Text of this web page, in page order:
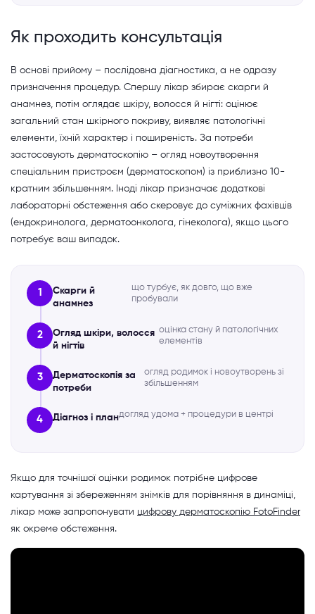
Як проходить консультація
В основі прийому – послідовна діагностика, а не одразу
призначення процедур. Спершу лікар збирає скарги й
анамнез, потім оглядає шкіру, волосся й нігті: оцінює
загальний стан шкірного покриву, виявляє патологічні
елементи, їхній характер і поширеність. За потреби
застосовують дерматоскопію – огляд новоутворення
спеціальним пристроєм (дерматоскопом) із приблизно 10-
кратним збільшенням. Іноді лікар призначає додаткові
лабораторні обстеження або скеровує до суміжних фахівців
(ендокринолога, дерматоонколога, гінеколога), якщо цього
потребує ваш випадок.
1
Скарги й
анамнез
що турбує, як довго, що вже
пробували
2
Огляд шкіри, волосся
й нігтів
оцінка стану й патологічних
елементів
3
Дерматоскопія за
потреби
огляд родимок і новоутворень зі
збільшенням
4 Діагноз і пландогляд удома + процедури в центрі
Якщо для точнішої оцінки родимок потрібне цифрове
картування зі збереженням знімків для порівняння в динаміці,
лікар може запропонувати цифрову дерматоскопію FotoFinder
як окреме обстеження.